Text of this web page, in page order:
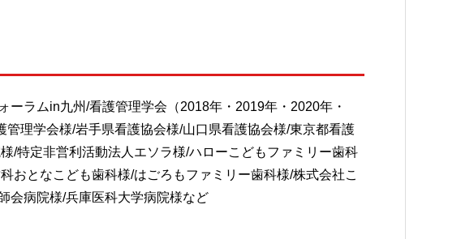
ーラムin九州/看護管理学会（2018年・2019年・2020年・
理学会様/岩手県看護協会様/山口県看護協会様/東京都看護
/特定非営利活動法人エソラ様/ハローこどもファミリー歯科
おとなこども歯科様/はごろもファミリー歯科様/株式会社こ
会病院様/兵庫医科大学病院様など